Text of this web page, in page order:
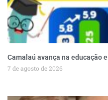
Camalaú avança na educação
7 de agosto de 2026